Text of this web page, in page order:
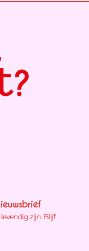
zijn. Blijf